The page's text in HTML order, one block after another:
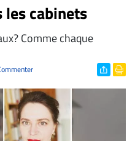
les cabinets
Comme chaque